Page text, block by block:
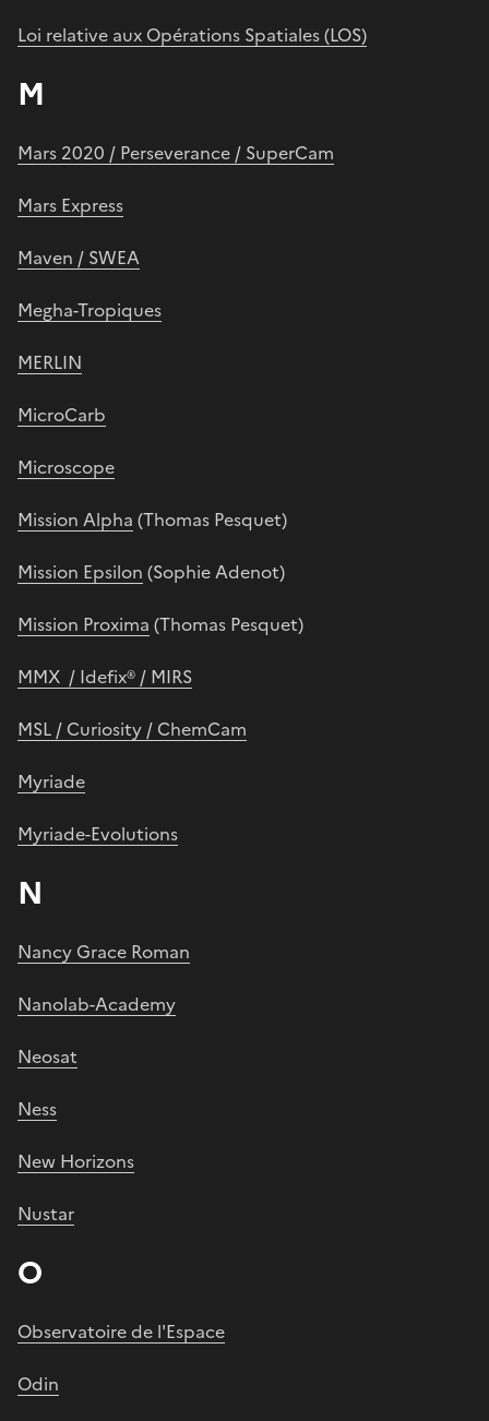
Loi relative aux Opérations Spatiales (LOS)
M
Mars 2020 / Perseverance / SuperCam
Mars Express
Maven / SWEA
Megha-Tropiques
MERLIN
MicroCarb
Microscope
Mission Alpha (Thomas Pesquet)
Mission Epsilon (Sophie Adenot)
Mission Proxima (Thomas Pesquet)
MMX / Idefix® / MIRS
MSL / Curiosity / ChemCam
Myriade
Myriade-Evolutions
N
Nancy Grace Roman
Nanolab-Academy
Neosat
Ness
New Horizons
Nustar
O
Observatoire de l'Espace
Odin